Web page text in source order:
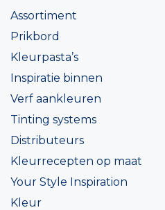
Assortiment
Prikbord
Kleurpasta’s
Inspiratie binnen
Verf aankleuren
Tinting systems
Distributeurs
Kleurrecepten op maat
Your Style Inspiration
Kleur